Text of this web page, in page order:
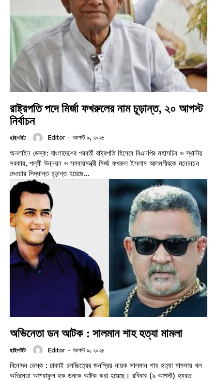
রাষ্ট্রপতি পদে মির্জা ফখরুলের নাম চূড়ান্ত, ২০ আগস্ট
নির্বাচন
হাইলাইট Editor - আগস্ট ৯, ২০২৬
অনলাইন ডেস্ক: বাংলাদেশের পরবর্তী রাষ্ট্রপতি হিসেবে বিএনপির মহাসচিব ও স্থানীয়
সরকার, পল্লী উন্নয়ন ও সমবায়মন্ত্রী মির্জা ফখরুল ইসলাম আলমগীরকে মনোনয়ন
দেওয়ার সিদ্ধান্ত চূড়ান্ত হয়েছে...
অভিনেতা ডন আটক : সালমান শাহ হত্যা মামলা
হাইলাইট Editor - আগস্ট ৯, ২০২৬
বিনোদন ডেস্ক : ঢাকাই চলচ্চিত্রের জনপ্রিয় নায়ক সালমান শাহ হত্যা মামলায় খল
অভিনেতা আশরাফুল হক ডনকে আটক করা হয়েছে। রবিবার (৯ আগস্ট) হযরত